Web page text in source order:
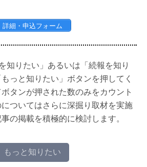
詳細・申込フォーム
知りたい」あるいは「続報を知り
っと知りたい」ボタンを押してく
タンが押された数のみをカウント
ついてはさらに深掘り取材を実施
の掲載を積極的に検討します。
もっと知りたい